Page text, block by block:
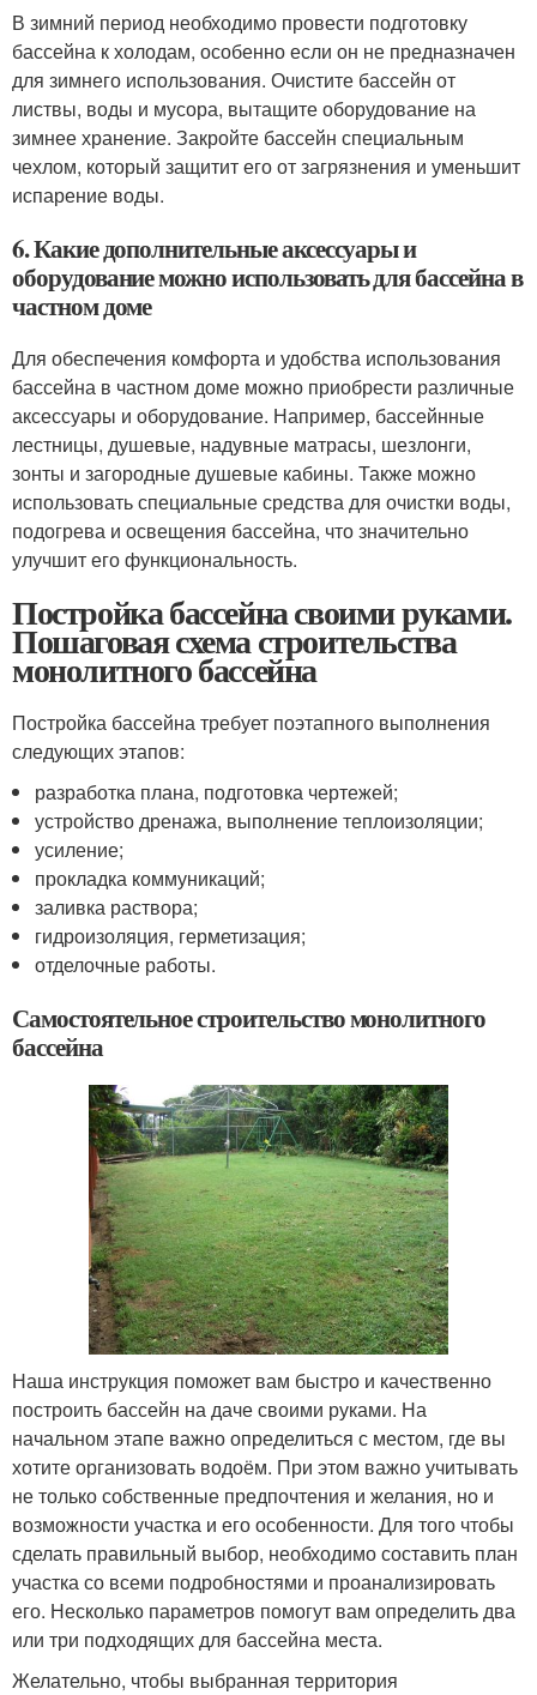
В зимний период необходимо провести подготовку
бассейна к холодам, особенно если он не предназначен
для зимнего использования. Очистите бассейн от
листвы, воды и мусора, вытащите оборудование на
зимнее хранение. Закройте бассейн специальным
чехлом, который защитит его от загрязнения и уменьшит
испарение воды.
6. Какие дополнительные аксессуары и
оборудование можно использовать для бассейна в
частном доме
Для обеспечения комфорта и удобства использования
бассейна в частном доме можно приобрести различные
аксессуары и оборудование. Например, бассейнные
лестницы, душевые, надувные матрасы, шезлонги,
зонты и загородные душевые кабины. Также можно
использовать специальные средства для очистки воды,
подогрева и освещения бассейна, что значительно
улучшит его функциональность.
Постройка бассейна своими руками.
Пошаговая схема строительства
монолитного бассейна
Постройка бассейна требует поэтапного выполнения
следующих этапов:
разработка плана, подготовка чертежей;
устройство дренажа, выполнение теплоизоляции;
усиление;
прокладка коммуникаций;
заливка раствора;
гидроизоляция, герметизация;
отделочные работы.
Самостоятельное строительство монолитного
бассейна
Наша инструкция поможет вам быстро и качественно
построить бассейн на даче своими руками. На
начальном этапе важно определиться с местом, где вы
хотите организовать водоём. При этом важно учитывать
не только собственные предпочтения и желания, но и
возможности участка и его особенности. Для того чтобы
сделать правильный выбор, необходимо составить план
участка со всеми подробностями и проанализировать
его. Несколько параметров помогут вам определить два
или три подходящих для бассейна места.
Желательно, чтобы выбранная территория